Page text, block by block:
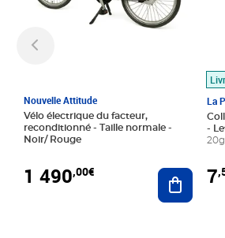
Nouvelle Attitude
Vélo électrique du facteur,
reconditionné - Taille normale -
Noir/ Rouge
1 490,00€ Ajouter
La
-
7